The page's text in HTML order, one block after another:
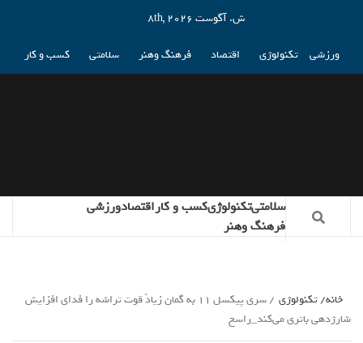
ش. آگوست 8th, 2026
ورزشی تکنولوژی اقتصاد فرهنگ وهنر سلامتی کسب و کار
سلامتیتکنولوژیکسب و کاراقتصادورزشی
فرهنگ وهنر
خانه تکنولوژی
سری پیکسل 11 به گمان زیادً قوت تراشه را فدای افزایش
شارژدهی باتری می‌کند_راسخ